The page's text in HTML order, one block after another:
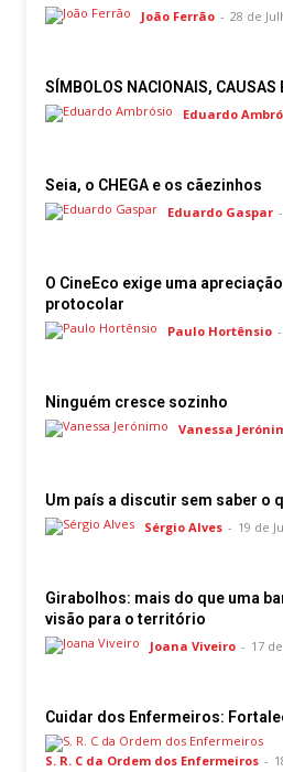
João Ferrão - 28 de
SÍMBOLOS NACIONAIS, CAUSAS
Eduardo
Seia, o CHEGA e os cãezinhos
Eduardo Gaspar -
O CineEco exige uma
protocolar
Paulo Hortênsio -
Ninguém cresce sozinho
Vanessa
Um país a discutir sem saber o
Sérgio Alves - 19 de
Girabolhos: mais do que uma
visão para o território
Joana Viveiro - 17
Cuidar dos Enfermeiros:
S. R. C da Ordem dos Enfermeiros -